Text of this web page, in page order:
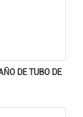
DE TUBO DE